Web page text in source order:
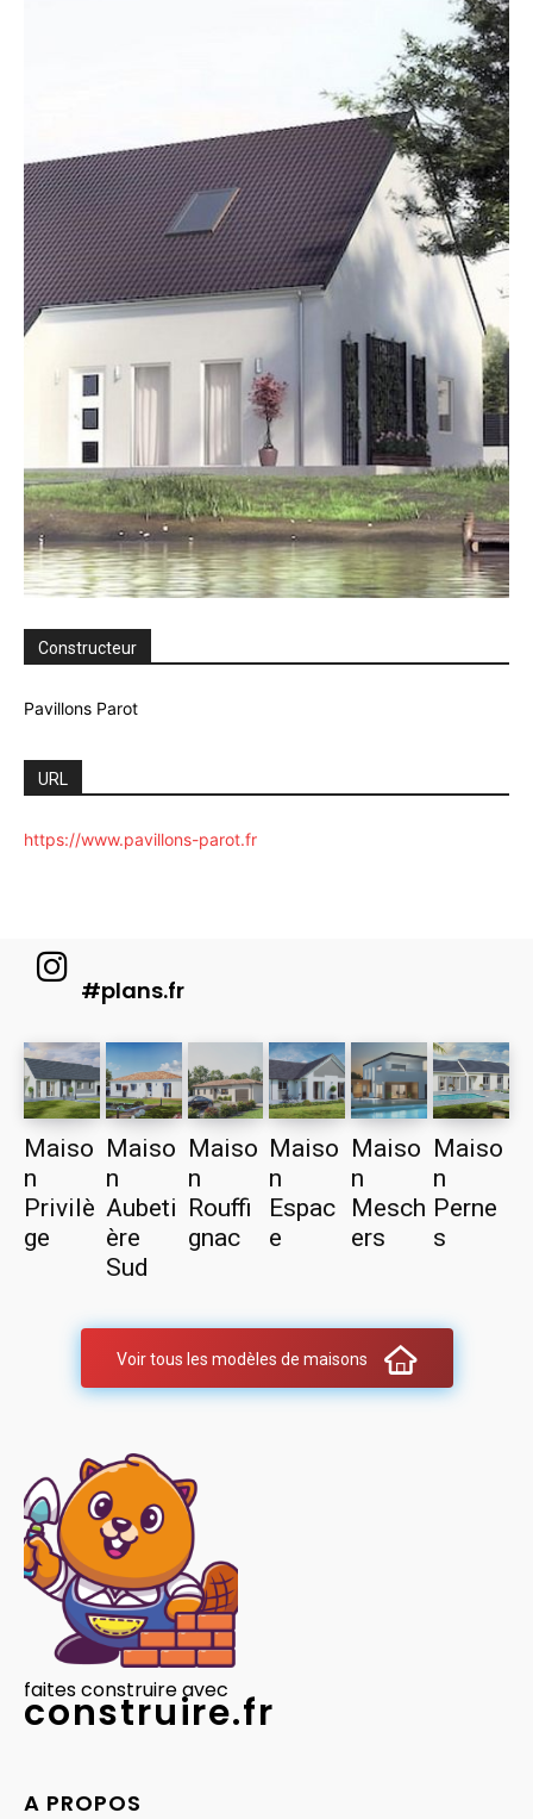
Constructeur
Pavillons Parot
URL
https://www.pavillons-parot.fr
#plans.fr
Maiso
n
Privilè
ge
Maiso
n
Aubeti
ère
Sud
Maiso
n
Rouffi
gnac
Maiso
n
Espac
e
Maiso
n
Mesch
ers
Maiso
n
Perne
s
Voir tous les modèles de maisons
faites construire avec
construire.fr
A PROPOS